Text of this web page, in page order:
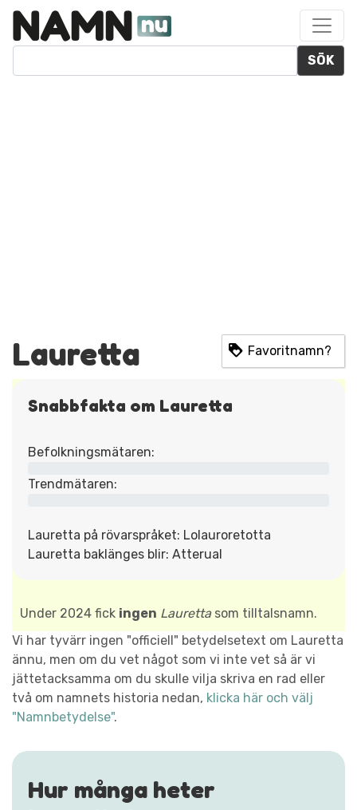
SÖK
Lauretta Favoritnamn?
Snabbfakta om Lauretta
Befolkningsmätaren:
Trendmätaren:
Lauretta på rövarspråket: Lolauroretotta
Lauretta baklänges blir: Atterual
Under 2024 fick ingen Laurettasom tilltalsnamn.
Vi har tyvärr ingen "officiell" betydelsetext om Lauretta
ännu, men om du vet något som vi inte vet så är vi
jättetacksamma om du skulle vilja skriva en rad eller
två om namnets historia nedan, klicka här och välj
"Namnbetydelse".
Hur många heter